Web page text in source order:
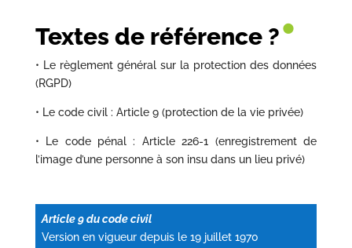
Textes de référence ?•
• Le règlement général sur la protection des données
(RGPD)
• Le code civil : Article 9 (protection de la vie privée)
• Le code pénal : Article 226-1 (enregistrement de
l’image d’une personne à son insu dans un lieu privé)
Article 9 du code civil
Version en vigueur depuis le 19 juillet 1970